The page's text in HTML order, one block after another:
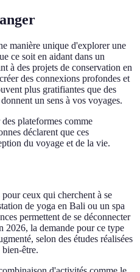
manière unique d'explorer une
ce soit en aidant dans un
à des projets de conservation en
des connexions profondes et
plus gratifiantes que des
un sens à vos voyages.
plateformes comme
déclarent que ces
du voyage et de la vie.
ceux qui cherchent à se
de yoga en Bali ou un spa
permettent de se déconnecter
2026, la demande pour ce type
selon des études réalisées
bien-être.